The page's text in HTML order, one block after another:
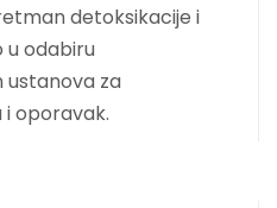
detoksikacije i
u odabiru
za
oporavak.